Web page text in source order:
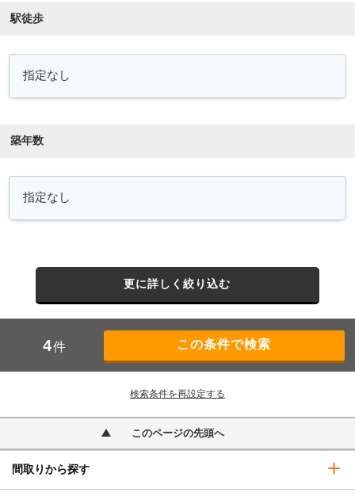
駅徒歩
築年数
更に詳しく絞り込む
4件
検索条件を再設定する
このページの先頭へ
間取りから探す